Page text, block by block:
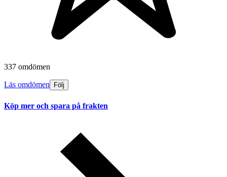
337 omdömen
Läs omdömen Följ
Köp mer och spara på frakten